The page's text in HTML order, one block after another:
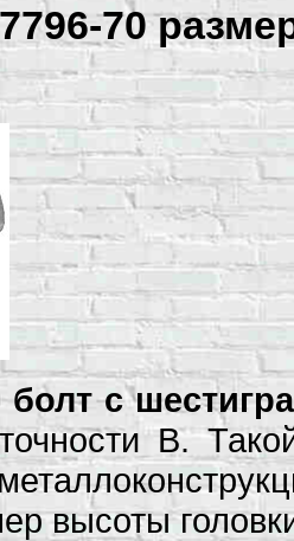
70
болт с
В.
высоты